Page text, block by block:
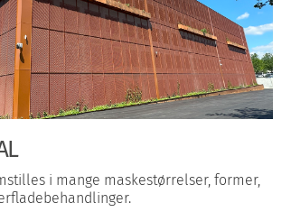
i mange maskestørrelser, former,